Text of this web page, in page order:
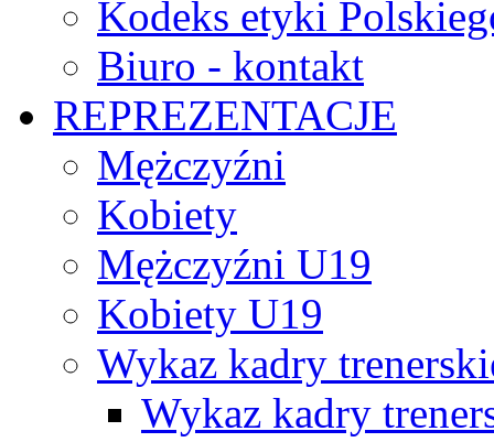
Kodeks etyki
Biuro - kontakt
REPREZENTACJE
Mężczyźni
Kobiety
Mężczyźni U19
Kobiety U19
Wykaz kadry
Wykaz kadry